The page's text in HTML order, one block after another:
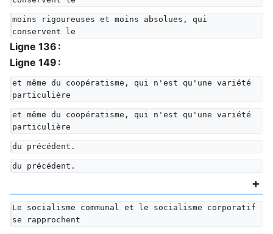
moins rigoureuses et moins absolues, qui
conservent le
Ligne 136 :
Ligne 149 :
et même du coopératisme, qui n'est qu'une variété
particulière
et même du coopératisme, qui n'est qu'une variété
particulière
du précédent.
du précédent.
Le socialisme communal et le socialisme corporatif
se rapprochent